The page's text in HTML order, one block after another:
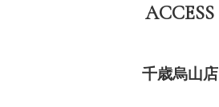
ACCESS
千歳烏山店